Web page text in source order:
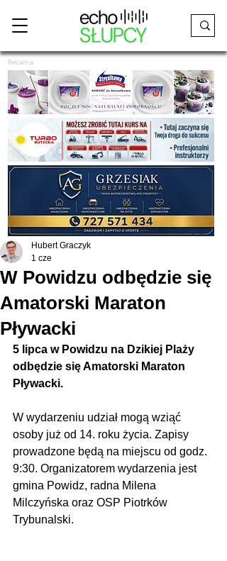
Reklama
W Powidzu odbędzie się
Amatorski Maraton
Pływacki
Hubert Graczyk
1 cze
5 lipca w Powidzu na Dzikiej Plaży
odbędzie się Amatorski Maraton
Pływacki.
W wydarzeniu udział mogą wziąć
osoby już od 14. roku życia. Zapisy
prowadzone będą na miejscu od godz.
9:30. Organizatorem wydarzenia jest
gmina Powidz, radna Milena
Milczyńska oraz OSP Piotrków
Trybunalski.